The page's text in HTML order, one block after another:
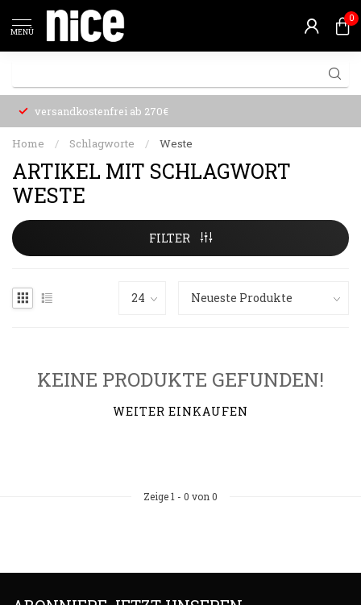
MENÜ
0
versandkostenfrei ab 270€
Home / Schlagworte / Weste
ARTIKEL MIT SCHLAGWORT
WESTE
FILTER
KEINE PRODUKTE GEFUNDEN!
WEITER EINKAUFEN
Zeige1 - 0 von 0